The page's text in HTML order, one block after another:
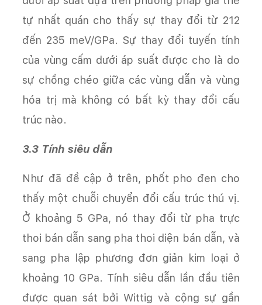
tự nhất quán cho thấy sự thay đổi từ 212
đến 235 meV/GPa. Sự thay đổi tuyến tính
của vùng cấm dưới áp suất được cho là do
sự chồng chéo giữa các vùng dẫn và vùng
hóa trị mà không có bất kỳ thay đổi cấu
trúc nào.
3.3 Tính siêu dẫn
Như đã đề cập ở trên, phốt pho đen cho
thấy một chuỗi chuyển đổi cấu trúc thú vị.
Ở khoảng 5 GPa, nó thay đổi từ pha trực
thoi bán dẫn sang pha thoi diện bán dẫn, và
sang pha lập phương đơn giản kim loại ở
khoảng 10 GPa. Tính siêu dẫn lần đầu tiên
được quan sát bởi Wittig và cộng sự gần